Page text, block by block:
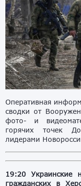
Оперативная
сводки от
фото- и
горячих точек
лидерами
19:20 Украинские
гражданских в